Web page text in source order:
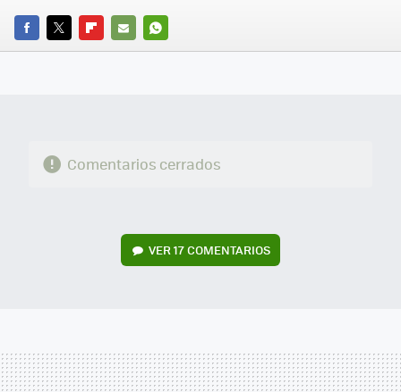
FACEBOOK
TWITTERFLIPBOARD
E-
WHATSAPP
Comentarios cerrados
VER17 COMENTARIOS